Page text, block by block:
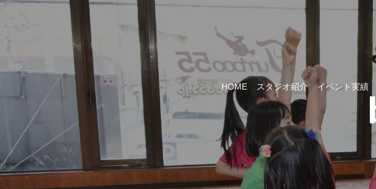
HOME スタジオ紹介 イベント実績